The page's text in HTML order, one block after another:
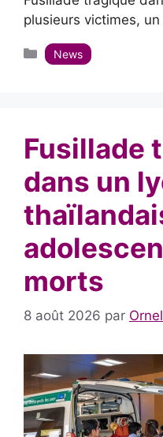
plusieurs victimes,
Catégories
News
Fusillade
dans un
morts
8 août 2026 par